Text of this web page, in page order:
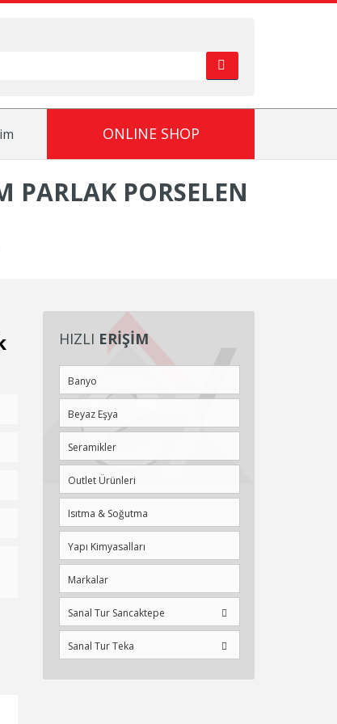
ONLINE SHOP
PORSELEN
HIZLI ERİŞİM
Banyo
Beyaz Eşya
Seramikler
Outlet Ürünleri
Isıtma & Soğutma
Yapı Kimyasalları
Markalar
Sanal Tur Sancaktepe
Sanal Tur Teka